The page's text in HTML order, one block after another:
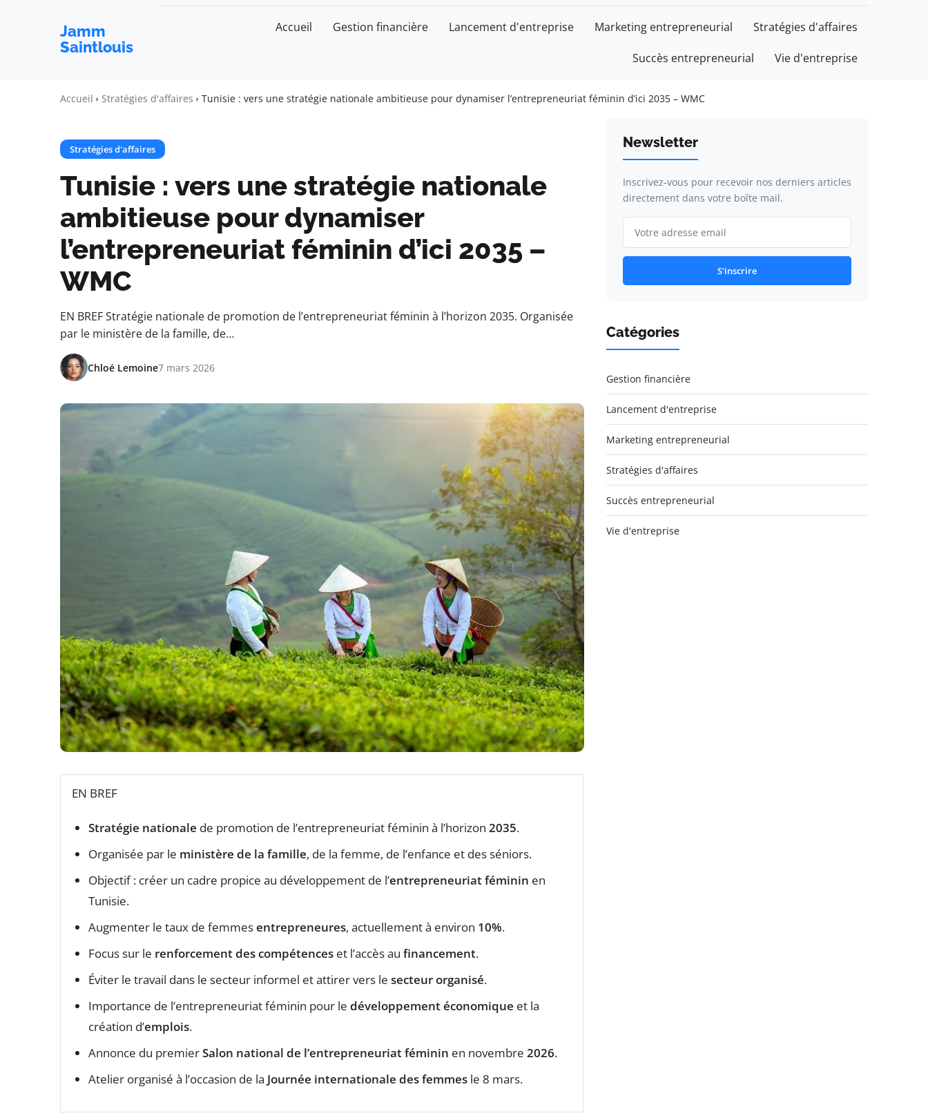
Jamm
Saintlouis
Accueil Gestion financière Lancement d'entreprise Marketing entrepreneurial Stratégies d'affaires
Succès entrepreneurial Vie d'entreprise
Accueil Stratégies d'affaires Tunisie : vers une stratégie nationale ambitieuse pour dynamiser l’entrepreneuriat féminin d’ici 2035 – WMC
Stratégies d'affaires
Tunisie : vers une stratégie nationale
ambitieuse pour dynamiser
l’entrepreneuriat féminin d’ici 2035 –
WMC
EN BREF Stratégie nationale de promotion de l’entrepreneuriat féminin à l’horizon 2035. Organisée
par le ministère de la famille, de…
Chloé Lemoine7 mars 2026
EN BREF
Stratégie nationale de promotion de l’entrepreneuriat féminin à l’horizon 2035.
Organisée par le ministère de la famille, de la femme, de l’enfance et des séniors.
Objectif : créer un cadre propice au développement de l’entrepreneuriat féminin en
Tunisie.
Augmenter le taux de femmesentrepreneures, actuellement à environ 10%.
Focus sur le renforcement des compétences et l’accès au financement.
Éviter le travail dans le secteur informel et attirer vers le secteur organisé.
Importance de l’entrepreneuriat féminin pour le développement économique et la
création d’emplois.
Annonce du premierSalon national de l’entrepreneuriat féminin en novembre 2026.
Atelier organisé à l’occasion de la Journée internationale des femmes le 8 mars.
Newsletter
Inscrivez-vous pour recevoir nos derniers articles
directement dans votre boîte mail.
S'inscrire
Catégories
Gestion financière
Lancement d'entreprise
Marketing entrepreneurial
Stratégies d'affaires
Succès entrepreneurial
Vie d'entreprise